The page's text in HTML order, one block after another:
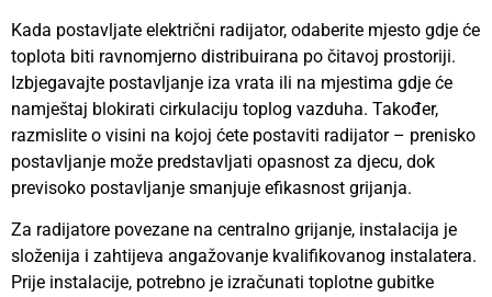
Kada postavljate električni radijator, odaberite mjesto gdje će
toplota biti ravnomjerno distribuirana po čitavoj prostoriji.
Izbjegavajte postavljanje iza vrata ili na mjestima gdje će
namještaj blokirati cirkulaciju toplog vazduha. Također,
razmislite o visini na kojoj ćete postaviti radijator – prenisko
postavljanje može predstavljati opasnost za djecu, dok
previsoko postavljanje smanjuje efikasnost grijanja.
Za radijatore povezane na centralno grijanje, instalacija je
složenija i zahtijeva angažovanje kvalifikovanog instalatera.
Prije instalacije, potrebno je izračunati toplotne gubitke